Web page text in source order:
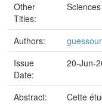
Other
Titles:
Authors:
Issue
Date:
20-Jun-
Abstract:
Cette